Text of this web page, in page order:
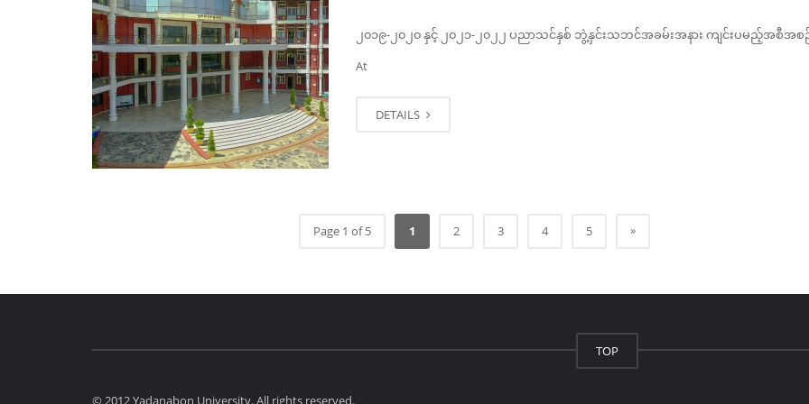
၂၀၁၉-၂၀၂၀ နှင့် ၂၀၂၁-၂၀၂၂ ပညာသင်နှစ် ဘွဲ့နှင်းသဘင်အခမ်းအနား ကျင်းပမည့်အစီအ
At
DETAILS
Page 1 of 5 1 2 3 4 5 »
TOP